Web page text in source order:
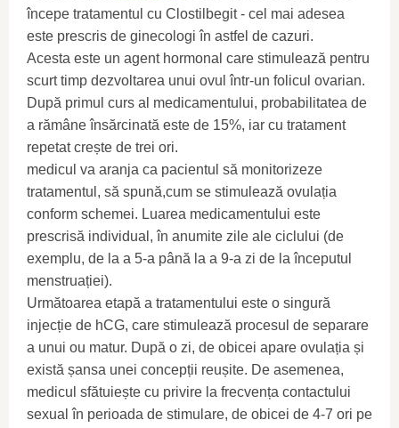
începe tratamentul cu Clostilbegit - cel mai adesea
este prescris de ginecologi în astfel de cazuri.
Acesta este un agent hormonal care stimulează pentru
scurt timp dezvoltarea unui ovul într-un folicul ovarian.
După primul curs al medicamentului, probabilitatea de
a rămâne însărcinată este de 15%, iar cu tratament
repetat crește de trei ori.
medicul va aranja ca pacientul să monitorizeze
tratamentul, să spună,cum se stimulează ovulația
conform schemei. Luarea medicamentului este
prescrisă individual, în anumite zile ale ciclului (de
exemplu, de la a 5-a până la a 9-a zi de la începutul
menstruației).
Următoarea etapă a tratamentului este o singură
injecție de hCG, care stimulează procesul de separare
a unui ou matur. După o zi, de obicei apare ovulația și
există șansa unei concepții reușite. De asemenea,
medicul sfătuiește cu privire la frecvența contactului
sexual în perioada de stimulare, de obicei de 4-7 ori pe